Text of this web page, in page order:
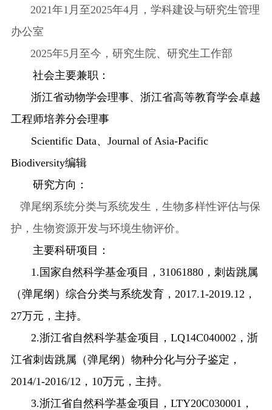
2021年1月至2025年4月，学科建设与研究生管理
办公室
2025年5月至今，研究生院、研究生工作部
社会主要兼职：
浙江省动物学会理事、浙江省高等教育学会卓越
工程师培养分会理事
Scientific Data、 Journal of Asia-Pacific
Biodiversity编辑
研究方向：
弹尾纲系统分类与系统发生，生物多样性评估与保
护，生物资源开发与环境生物评价。
主要科研项目：
1.国家自然科学基金项目， 31061880，刺齿跳属
（弹尾纲）综合分类与系统发育， 2017.1-2019.12 ，
27万元，主持。
2.浙江省自然科学基金项目， LQ14C040002 ，浙
江省刺齿跳属（弹尾纲）物种分化与分子鉴定，
2014/1-2016/12 ， 10万元，主持。
3.浙江省自然科学基金项目， LTY20C030001 ，